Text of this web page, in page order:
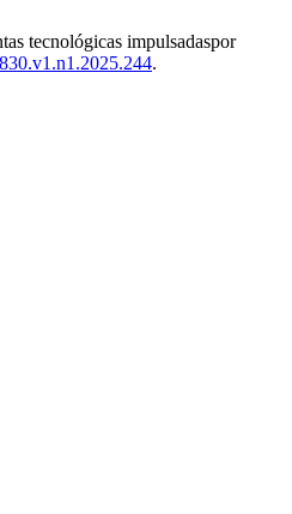
tecnológicas impulsadaspor
.